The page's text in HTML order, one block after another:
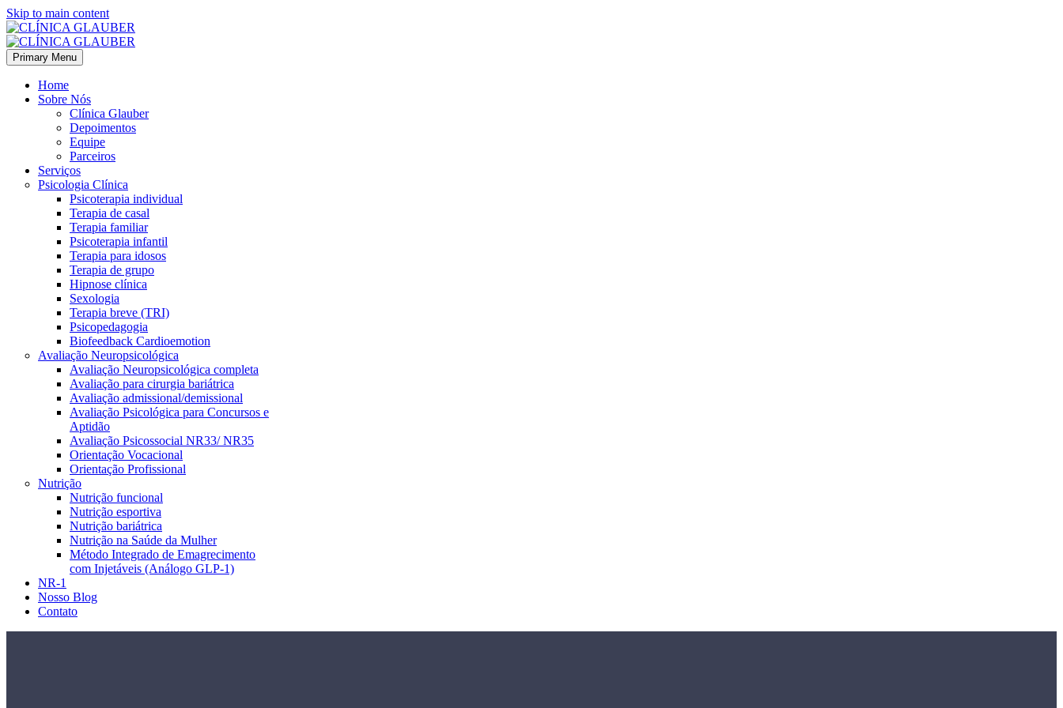
Skip to main content
Primary Menu
Home
Sobre Nós
Clínica Glauber
Depoimentos
Equipe
Parceiros
Serviços
Psicologia Clínica
Psicoterapia individual
Terapia de casal
Terapia familiar
Psicoterapia infantil
Terapia para idosos
Terapia de grupo
Hipnose clínica
Sexologia
Terapia breve (TRI)
Psicopedagogia
Biofeedback Cardioemotion
Avaliação Neuropsicológica
Avaliação Neuropsicológica completa
Avaliação para cirurgia bariátrica
Avaliação admissional/demissional
Avaliação Psicológica para Concursos e
Aptidão
Avaliação Psicossocial NR33/ NR35
Orientação Vocacional
Orientação Profissional
Nutrição
Nutrição funcional
Nutrição esportiva
Nutrição bariátrica
Nutrição na Saúde da Mulher
Método Integrado de Emagrecimento
com Injetáveis (Análogo GLP-1)
NR-1
Nosso Blog
Contato